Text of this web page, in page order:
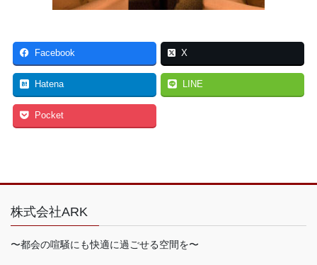
Facebook X
Hatena LINE
Pocket
株式会社ARK
〜都会の喧騒にも快適に過ごせる空間を〜